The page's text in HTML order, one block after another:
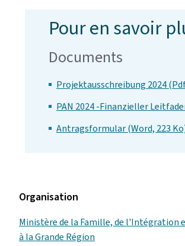
Pour en savoir
Documents
Projektausschreibung 2024
PAN 2024 -Finanzieller
Antragsformular (Word, 223
Organisation
Ministère de la Famille, de l'Intégration
à la Grande Région